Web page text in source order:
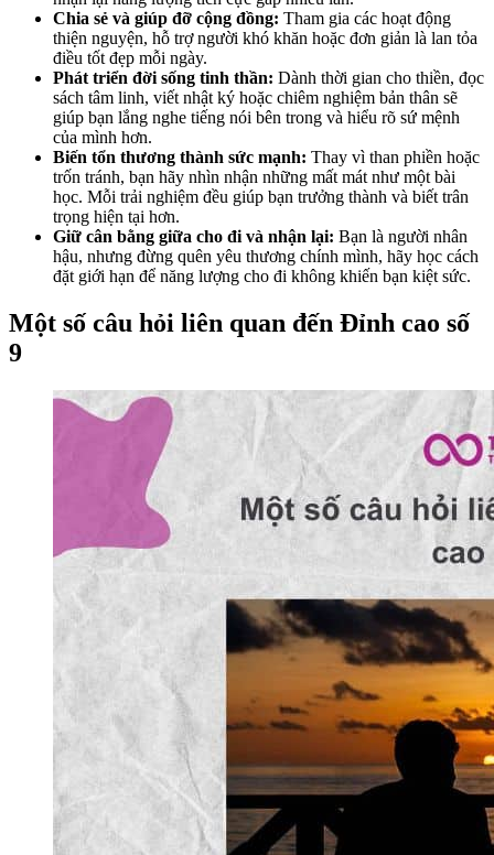
Chia sẻ và giúp đỡ cộng đồng: Tham gia các hoạt động
thiện nguyện, hỗ trợ người khó khăn hoặc đơn giản là lan tỏa
điều tốt đẹp mỗi ngày.
Phát triển đời sống tinh thần: Dành thời gian cho thiền, đọc
sách tâm linh, viết nhật ký hoặc chiêm nghiệm bản thân sẽ
giúp bạn lắng nghe tiếng nói bên trong và hiểu rõ sứ mệnh
của mình hơn.
Biến tổn thương thành sức mạnh: Thay vì than phiền hoặc
trốn tránh, bạn hãy nhìn nhận những mất mát như một bài
học. Mỗi trải nghiệm đều giúp bạn trưởng thành và biết trân
trọng hiện tại hơn.
Giữ cân bằng giữa cho đi và nhận lại: Bạn là người nhân
hậu, nhưng đừng quên yêu thương chính mình, hãy học cách
đặt giới hạn để năng lượng cho đi không khiến bạn kiệt sức.
Một số câu hỏi liên quan đến Đỉnh cao số
9